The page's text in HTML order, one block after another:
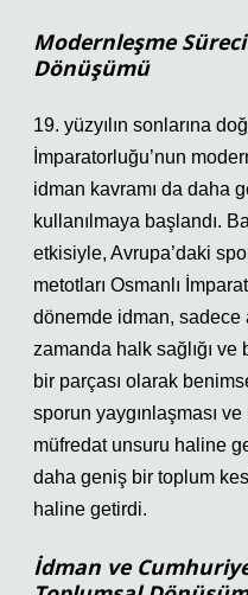
Modernleşme
Dönüşümü
19. yüzyılın sonlarına
İmparatorluğu’nun
idman kavramı da daha
kullanılmaya başlandı.
etkisiyle, Avrupa’daki
metotları Osmanlı
dönemde idman, sadece
zamanda halk sağlığı ve
bir parçası olarak
sporun yaygınlaşması
müfredat unsuru haline
daha geniş bir toplum
haline getirdi.
İdman ve